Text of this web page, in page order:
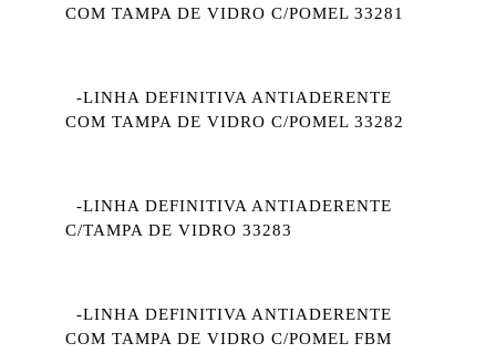
COM TAMPA DE VIDRO C/POMEL 33281
-LINHA DEFINITIVA ANTIADERENTE
COM TAMPA DE VIDRO C/POMEL 33282
-LINHA DEFINITIVA ANTIADERENTE
C/TAMPA DE VIDRO 33283
-LINHA DEFINITIVA ANTIADERENTE
COM TAMPA DE VIDRO C/POMEL FBM